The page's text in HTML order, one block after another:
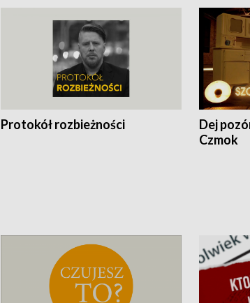
Protokół rozbieżności
Dej
Czmok